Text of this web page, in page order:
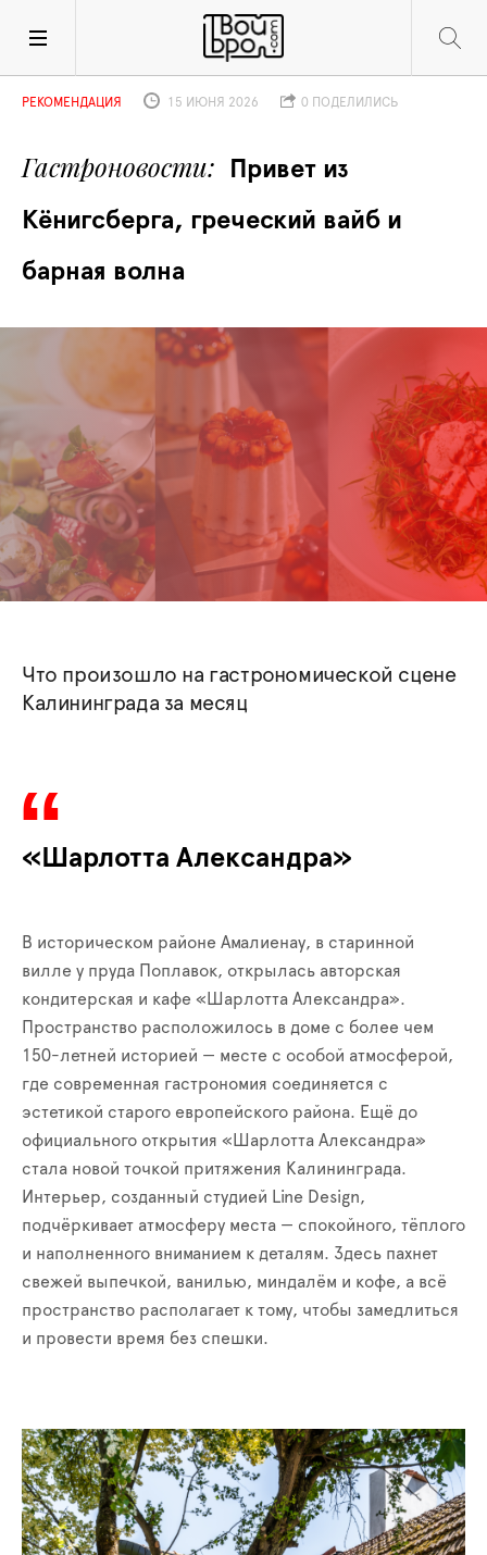
Гастроновости
Привет из
Кёнигсберга, греческий вайб и
барная волна
РЕКОМЕНДАЦИЯ 15 ИЮНЯ 2026 0 ПОДЕЛИЛИСЬ
Что произошло на гастрономической сцене
Калининграда за месяц
«Шарлотта Александра»
В историческом районе Амалиенау, в старинной
вилле у пруда Поплавок, открылась авторская
кондитерская и кафе «Шарлотта Александра».
Пространство расположилось в доме с более чем
150-летней историей — месте с особой атмосферой,
где современная гастрономия соединяется с
эстетикой старого европейского района. Ещё до
официального открытия «Шарлотта Александра»
стала новой точкой притяжения Калининграда.
Интерьер, созданный студией Line Design,
подчёркивает атмосферу места — спокойного, тёплого
и наполненного вниманием к деталям. Здесь пахнет
свежей выпечкой, ванилью, миндалём и кофе, а всё
пространство располагает к тому, чтобы замедлиться
и провести время без спешки.